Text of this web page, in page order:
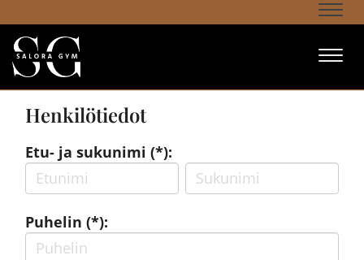
Henkilötiedot
Etu- ja sukunimi (*):
Puhelin (*):